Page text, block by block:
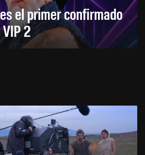
el primer confirmado
2